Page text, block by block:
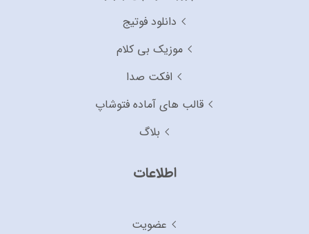
دانلود فوتیج
موزیک بی کلام
افکت صدا
قالب های آماده فتوشاپ
بلاگ
اطلاعات
عضویت